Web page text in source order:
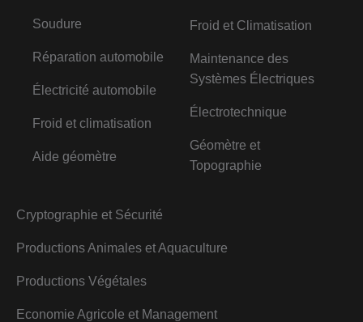
Soudure
Réparation automobile
Électricité automobile
Froid et climatisation
Aide géomètre
Froid et Climatisation
Maintenance des
Systèmes Électriques
Électrotechnique
Géomètre et
Topographie
Cryptographie et Sécurité
Productions Animales et Aquaculture
Productions Végétales
Economie Agricole et Management